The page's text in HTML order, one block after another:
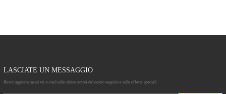
LASCIATE UN MESSAGGIO
Ricevi aggiornamenti via e-mail sulle ultime novità del nostro negozio e sulle offerte speciali.